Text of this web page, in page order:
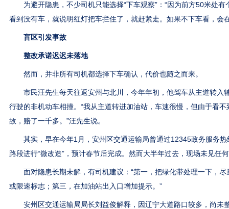
为避开隐患，不少司机只能选择“下车观察”：“因为前方50米处有
看到没有车，就说明红灯把车拦住了，就赶紧走。如果不下车看，会
盲区引发事故
整改承诺迟迟未落地
然而，并非所有司机都选择下车确认，代价也随之而来。
市民汪先生每天往返安州与北川，今年年初，他驾车从主道转入
行驶的非机动车相撞。“我从主道转进加油站，车速很慢，但由于看
故，赔了一千多。”汪先生说。
其实，早在今年1月，安州区交通运输局曾通过12345政务服务热
路段进行“微改造”，预计春节后完成。然而大半年过去，现场未见任
面对隐患长期未解，有司机建议：“第一，把绿化带处理一下，尽
或限速标志；第三，在加油站出入口增加提示。”
安州区交通运输局局长刘益俊解释，因辽宁大道路口较多，尚未